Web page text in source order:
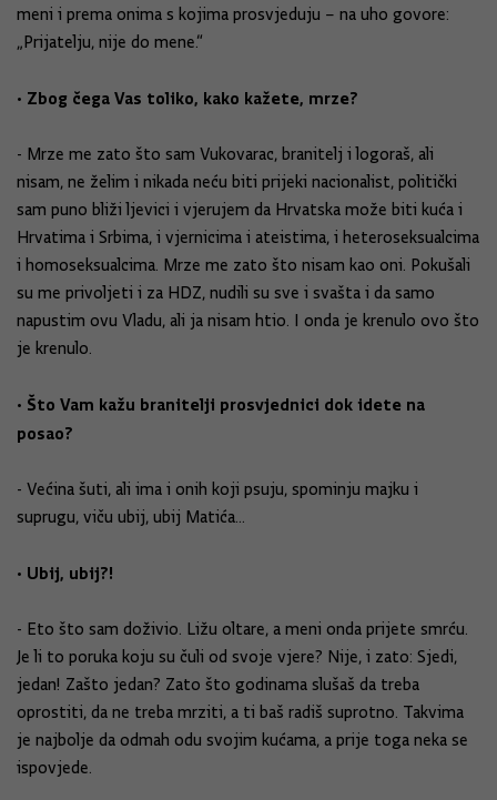
meni i prema onima s kojima prosvjeduju – na uho govore:
„Prijatelju, nije do mene.“
• Zbog čega Vas toliko, kako kažete, mrze?
- Mrze me zato što sam Vukovarac, branitelj i logoraš, ali
nisam, ne želim i nikada neću biti prijeki nacionalist, politički
sam puno bliži ljevici i vjerujem da Hrvatska može biti kuća i
Hrvatima i Srbima, i vjernicima i ateistima, i heteroseksualcima
i homoseksualcima. Mrze me zato što nisam kao oni. Pokušali
su me privoljeti i za HDZ, nudili su sve i svašta i da samo
napustim ovu Vladu, ali ja nisam htio. I onda je krenulo ovo što
je krenulo.
• Što Vam kažu branitelji prosvjednici dok idete na
posao?
- Većina šuti, ali ima i onih koji psuju, spominju majku i
suprugu, viču ubij, ubij Matića...
• Ubij, ubij?!
- Eto što sam doživio. Ližu oltare, a meni onda prijete smrću.
Je li to poruka koju su čuli od svoje vjere? Nije, i zato: Sjedi,
jedan! Zašto jedan? Zato što godinama slušaš da treba
oprostiti, da ne treba mrziti, a ti baš radiš suprotno. Takvima
je najbolje da odmah odu svojim kućama, a prije toga neka se
ispovjede.